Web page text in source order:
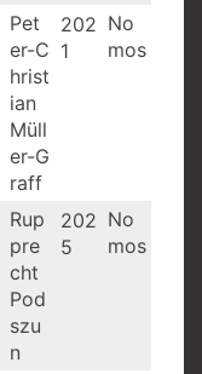
Pet
er-C
hrist
ian
Müll
er-G
raff
202
1
No
mos
Rup
pre
cht
Pod
szu
n
202
5
No
mos